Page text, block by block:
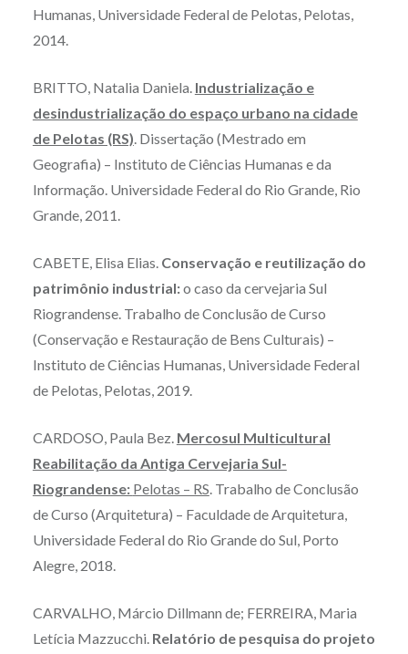
Humanas, Universidade Federal de Pelotas, Pelotas,
2014.
BRITTO, Natalia Daniela. Industrialização e
desindustrialização do espaço urbano na cidade
de Pelotas (RS). Dissertação (Mestrado em
Geografia) – Instituto de Ciências Humanas e da
Informação. Universidade Federal do Rio Grande, Rio
Grande, 2011.
CABETE, Elisa Elias. Conservação e reutilização do
patrimônio industrial:o caso da cervejaria Sul
Riograndense. Trabalho de Conclusão de Curso
(Conservação e Restauração de Bens Culturais) –
Instituto de Ciências Humanas, Universidade Federal
de Pelotas, Pelotas, 2019.
CARDOSO, Paula Bez. Mercosul Multicultural
Reabilitação da Antiga Cervejaria Sul-
Riograndense: Pelotas – RS. Trabalho de Conclusão
de Curso (Arquitetura) – Faculdade de Arquitetura,
Universidade Federal do Rio Grande do Sul, Porto
Alegre, 2018.
CARVALHO, Márcio Dillmann de; FERREIRA, Maria
Letícia Mazzucchi. Relatório de pesquisa do projeto